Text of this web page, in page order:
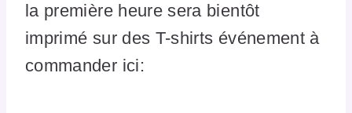
la première heure sera bientôt
imprimé sur des T-shirts événement à
commander ici: